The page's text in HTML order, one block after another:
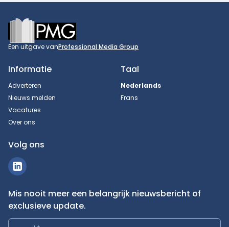
Footer
Een uitgave vanProfessional Media Group
Informatie
Adverteren
Nieuws melden
Vacatures
Over ons
Taal
Nederlands
Frans
Volg ons
Mis nooit meer een belangrijk nieuwsbericht of
exclusieve update.